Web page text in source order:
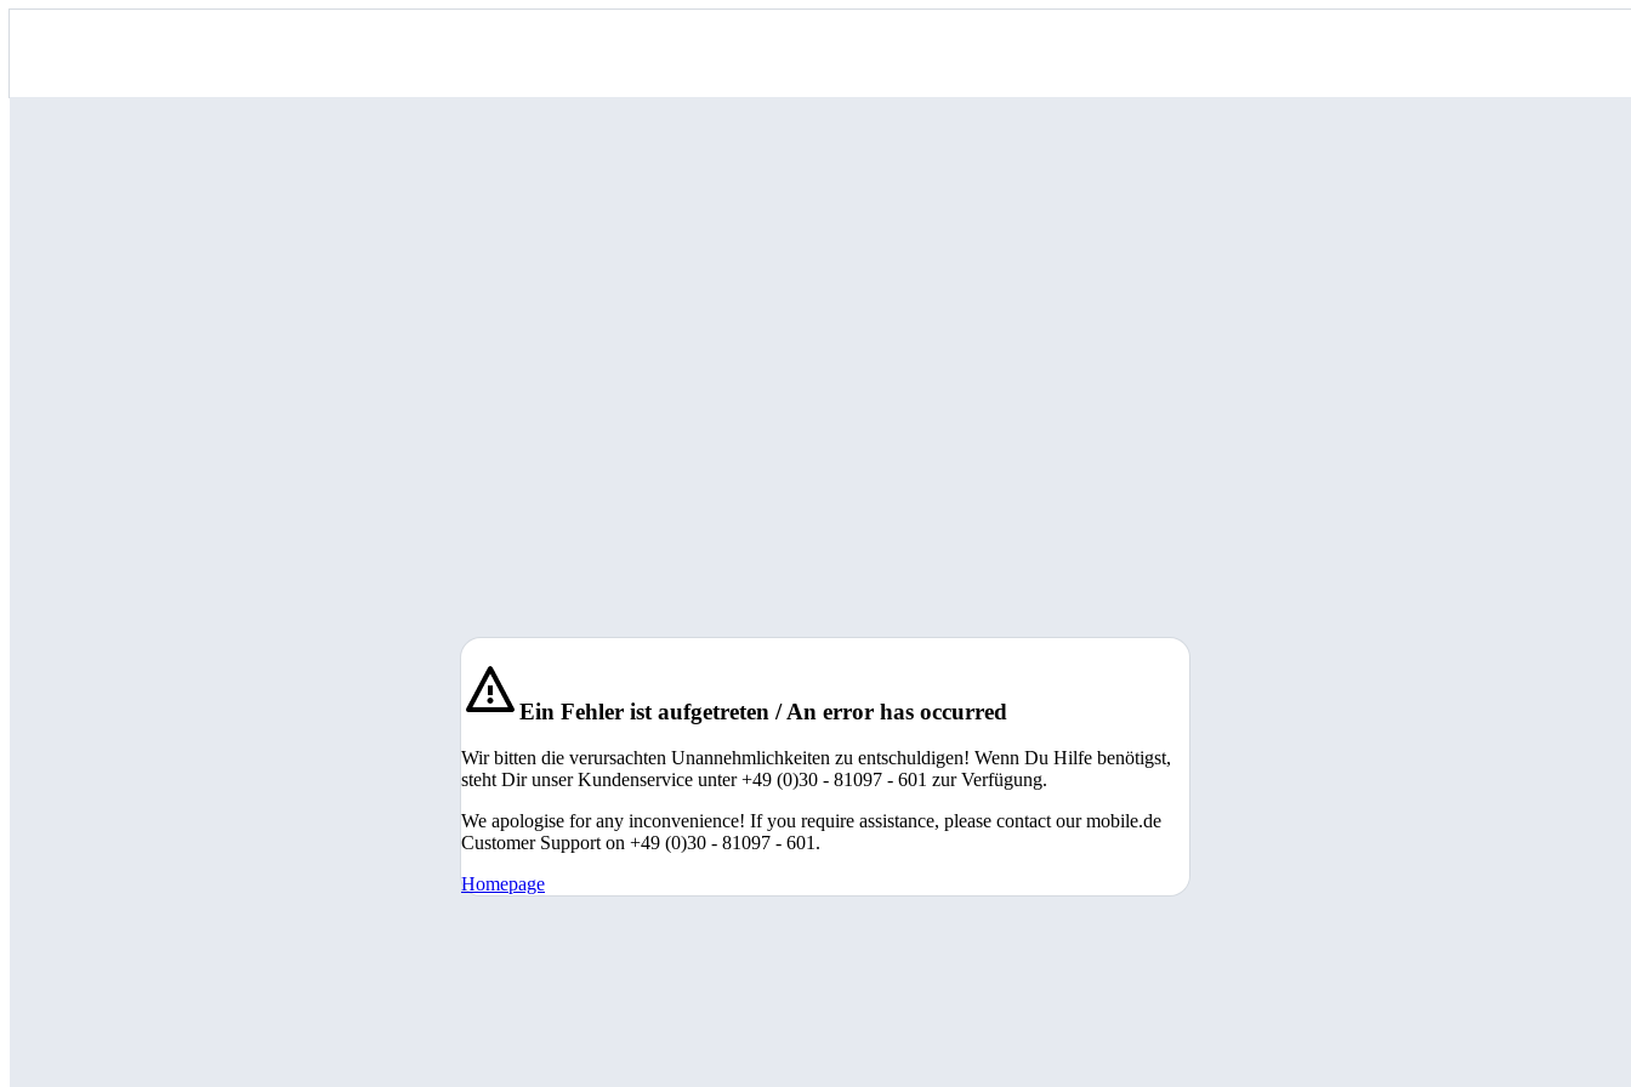
Ein Fehler ist aufgetreten / An error has occurred
Wir bitten die verursachten Unannehmlichkeiten zu entschuldigen! Wenn Du Hilfe benötigst,
steht Dir unser Kundenservice unter +49 (0)30 - 81097 - 601 zur Verfügung.
We apologise for any inconvenience! If you require assistance, please contact our mobile.de
Customer Support on +49 (0)30 - 81097 - 601.
Homepage